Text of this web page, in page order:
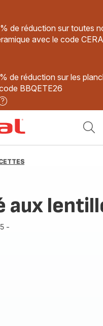
de réduction sur toutes
avec le code
de réduction sur les
BBQETE26
aux
-